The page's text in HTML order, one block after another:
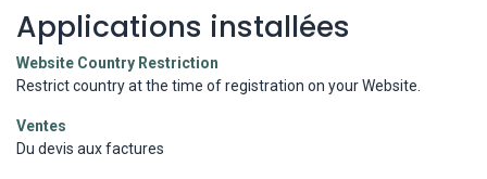
Applications installées
Website Country Restriction
Restrict country at the time of registration on your Website.
Ventes
Du devis aux factures